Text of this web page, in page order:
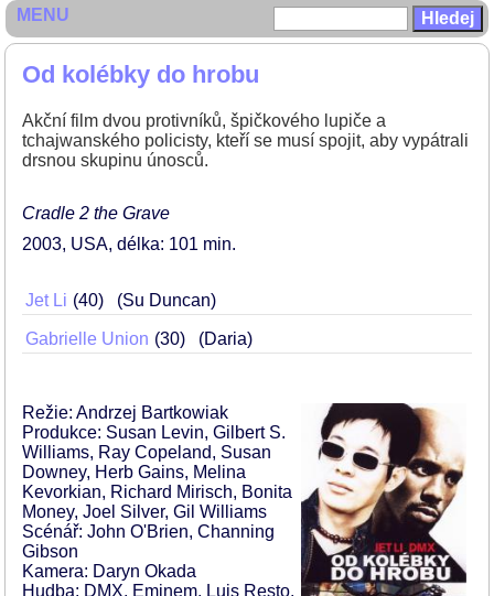
Od kolébky do hrobu
Akční film dvou protivníků, špičkového lupiče a
tchajwanského policisty, kteří se musí spojit, aby vypátrali
drsnou skupinu únosců.
Cradle 2 the Grave
2003 USA délka: 101 min
Jet Li 40 (Su Duncan)
Gabrielle Union 30 (Daria)
Režie: Andrzej Bartkowiak
Produkce: Susan Levin, Gilbert S.
Williams, Ray Copeland, Susan
Downey, Herb Gains, Melina
Kevorkian, Richard Mirisch, Bonita
Money, Joel Silver, Gil Williams
Scénář: John O'Brien, Channing
Gibson
Kamera: Daryn Okada
Hudba: DMX, Eminem, Luis Resto,
MENU